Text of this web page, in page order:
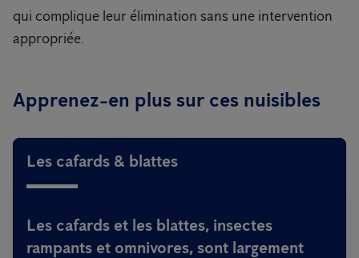
qui complique leur élimination sans une intervention
appropriée.
Apprenez-en plus sur ces nuisibles
Les cafards & blattes
Les cafards et les blattes, insectes
rampants et omnivores, sont largement